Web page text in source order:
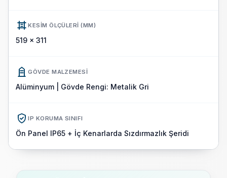
KESIM ÖLÇÜLERI (MM)
519 x 311
GÖVDE MALZEMESI
Alüminyum | Gövde Rengi: Metalik Gri
IP KORUMA SINIFI
Ön Panel IP65 + İç Kenarlarda Sızdırmazlık Şeridi